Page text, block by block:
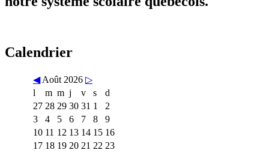
Calendrier
◀Août 2026 ▷
l
m m j v s
d
27 28 29 30 31 1
2
3
4 5 6 7 8
9
10 11 12 13 14 15 16
17 18 19 20 21 22 23